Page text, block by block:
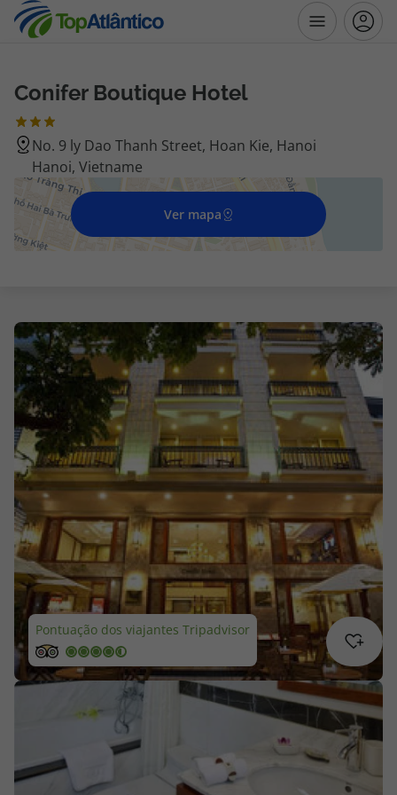
Destinos
Voos
Hotéis
Voos + Hotel
Disneyland ® Paris
Escapadinhas
Cruzeiros
Promoções
Especialistas
Cheque Viagem
Rede de Lojas
Blog TopViagens
Área de Cliente
Conifer Boutique Hotel
No. 9 ly Dao Thanh Street, Hoan Kie, Hanoi
Hanoi, Vietname
Ver mapa
Pontuação dos viajantes Tripadvisor